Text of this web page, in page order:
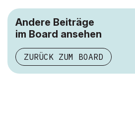
Andere Beiträge
im Board ansehen
ZURÜCK ZUM BOARD